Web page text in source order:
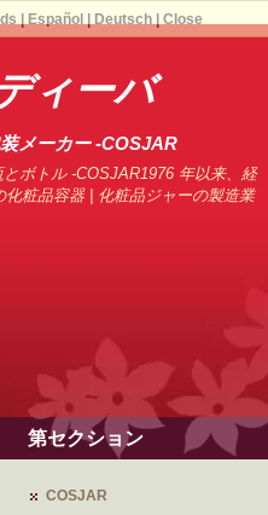
ィーバ
メーカー -COSJAR
ボトル -COSJAR1976 年以来、経
粧品容器 | 化粧品ジャーの製造業
第セクション
COSJAR
Español Deutsch| Close